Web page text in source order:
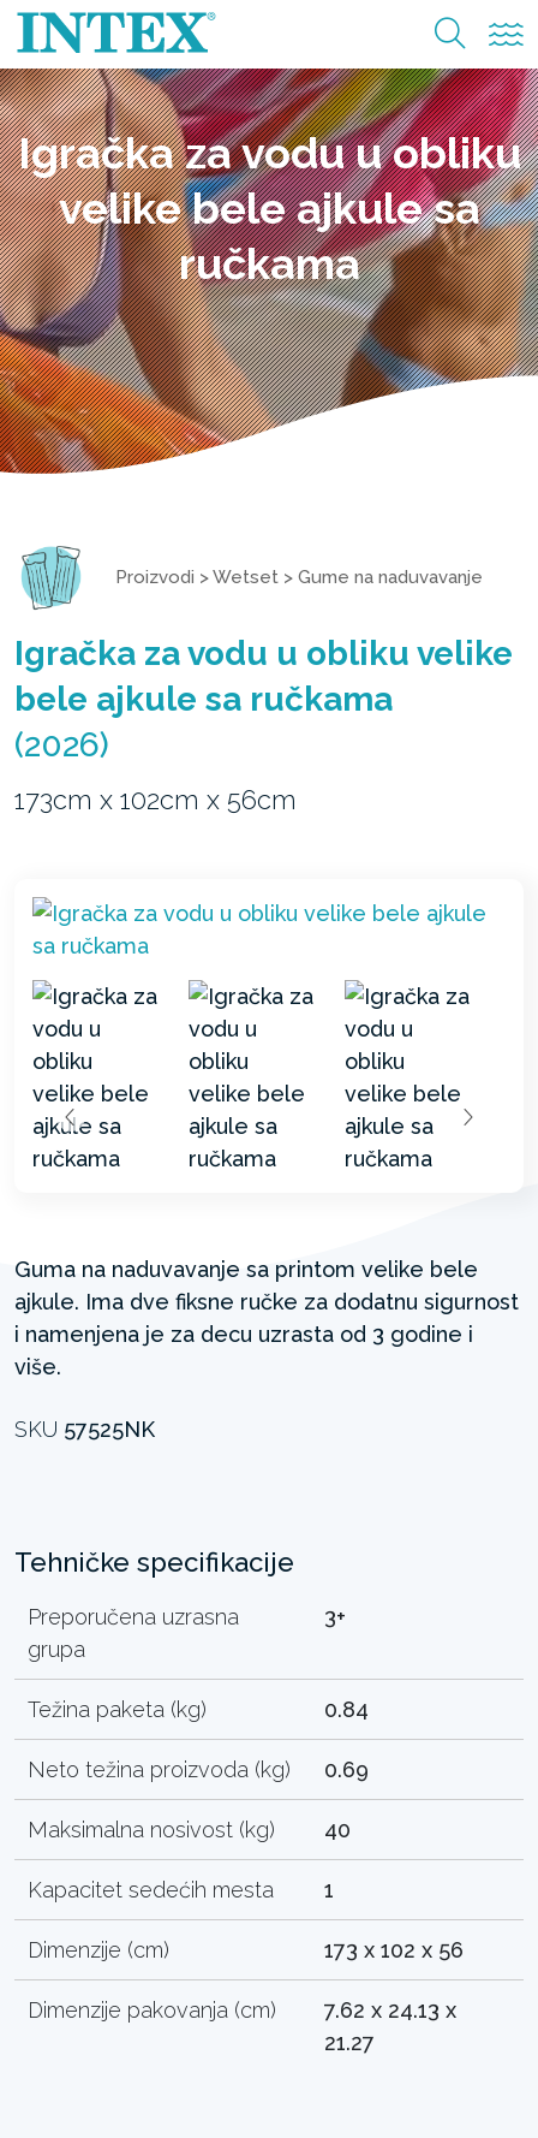
Igračka za vodu u obliku
velike bele ajkule sa
ručkama
Proizvodi >Wetset > Gume na naduvavanje
Igračka za vodu u obliku velike
bele ajkule sa ručkama
(2026)
173cm x 102cm x 56cm
Guma na naduvavanje sa printom velike bele
ajkule. Ima dve fiksne ručke za dodatnu sigurnost
i namenjena je za decu uzrasta od 3 godine i
više.
SKU 57525NK
Tehničke specifikacije
Preporučena uzrasna
grupa
3+
Težina paketa (kg) 0.84
Neto težina proizvoda (kg) 0.69
Maksimalna nosivost (kg) 40
Kapacitet sedećih mesta 1
Dimenzije (cm) 173 x 102 x 56
Dimenzije pakovanja (cm)
7.62 x 24.13 x
21.27